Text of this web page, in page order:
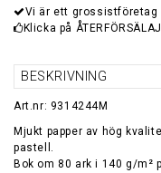
Vi är ett
Klicka på
BESKRIVNING
Art.nr: 9314244M
Mjukt papper av hög
pastell.
Bok om 80 ark i 140 g/m²